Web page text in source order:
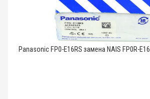
Panasonic FP0-E16RS замена NAIS FP0R-E16